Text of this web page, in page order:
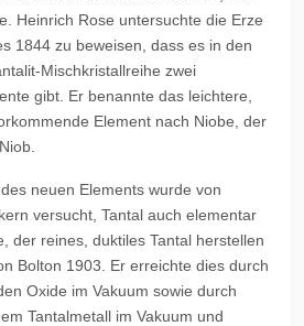
Heinrich Rose untersuchte die Erze
1844 zu beweisen, dass es in den
Mischkristallreihe zwei
gibt. Er benannte das leichtere,
Element nach Niobe, der
neuen Elements wurde von
versucht, Tantal auch elementar
der reines, duktiles Tantal herstellen
Bolton 1903. Er erreichte dies durch
Oxide im Vakuum sowie durch
Tantalmetall im Vakuum und